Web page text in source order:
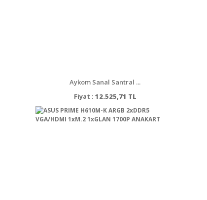
Aykom Sanal Santral ...
Fiyat : 12.525,71 TL